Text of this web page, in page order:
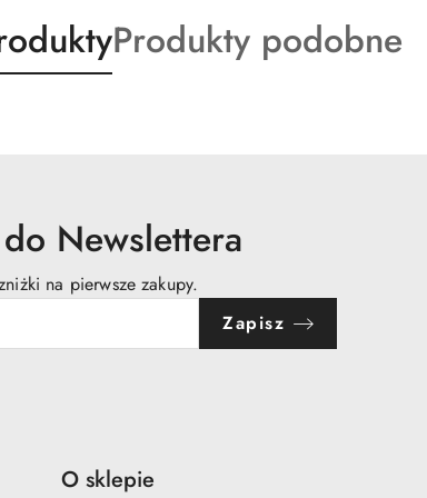
Produkty
o
Produkty podobne
Newslettera
na pierwsze zakupy.
Zapisz
O sklepie